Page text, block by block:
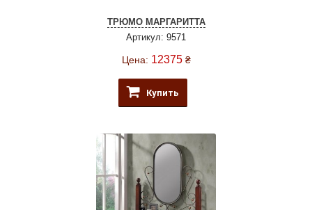
ТРЮМО МАРГАРИТТА
Артикул: 9571
Цена: 12375 ₴
Купить